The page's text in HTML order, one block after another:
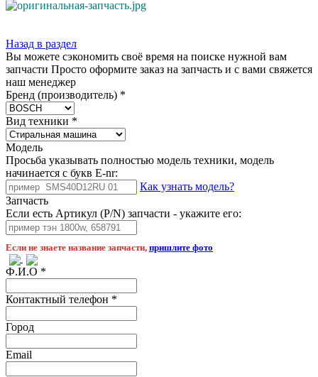
Назад в раздел
Вы можете сэкономить своё время на поиске нужной вам
запчасти Просто оформите заказ на запчасть и с вами свяжется
наш менеджер
Бренд (производитель) *
Вид техники *
Модель
Просьба указывать полностью модель техники, модель
начинается с букв E-nr:
Как узнать модель?
Запчасть
Если есть Артикул (P/N) запчасти - укажите его:
Если не знаете название запчасти, пришлите фото
Ф.И.О *
Контактный телефон *
Город
Email